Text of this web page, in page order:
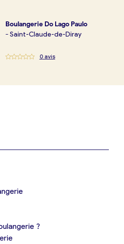
Boulangerie
Boulangerie Do Lago Paulo
-Saint-Claude-de-Diray
0avis
?